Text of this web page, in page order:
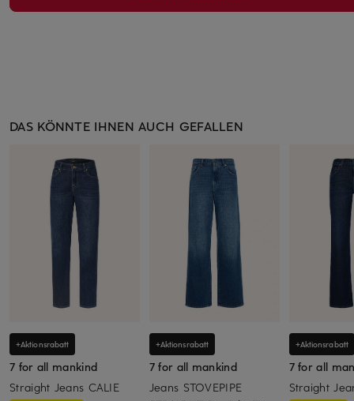
DAS KÖNNTE IHNEN AUCH GEFALLEN
+Aktionsrabatt
7 for all mankind
Straight Jeans CALIE
+Aktionsrabatt
7 for all mankind
Jeans STOVEPIPE
+Aktionsrabatt
7 for all
Straight